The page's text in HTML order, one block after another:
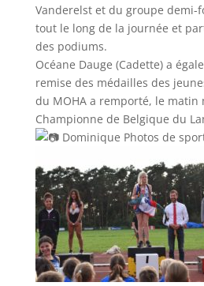
Vanderelst et du groupe demi-
tout le long de la journée et
des podiums.
Océane Dauge (Cadette) a
remise des médailles des
du MOHA a remporté, le matin
Championne de Belgique du
Dominique Photos de